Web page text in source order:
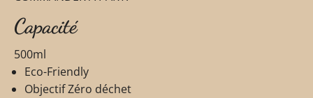
Capacité
500ml
Eco-Friendly
Objectif Zéro déchet